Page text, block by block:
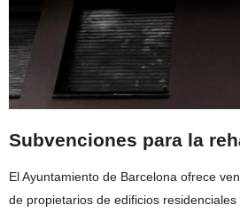
Subvenciones para la
El Ayuntamiento de Barcelona ofrece
de propietarios de edificios